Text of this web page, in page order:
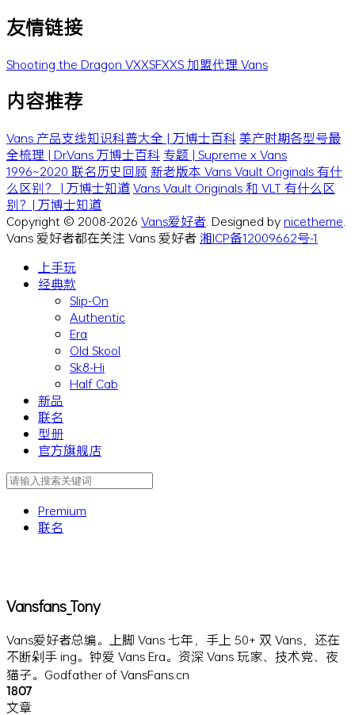
友情链接
Shooting the Dragon VXXSFXXS加盟代理 Vans
内容推荐
Vans 产品支线知识科普大全 | 万博士百科美产时期各型号最
全梳理 | Dr.Vans 万博士百科 专题 | Supreme x Vans
1996~2020 联名历史回顾 新老版本 Vans Vault Originals 有什
么区别？ | 万博士知道Vans Vault Originals 和 VLT 有什么区
别？| 万博士知道
Copyright © 2008-2026 Vans爱好者 . Designed bynicetheme
Vans 爱好者都在关注 Vans 爱好者湘ICP备12009662号-1
上手玩
经典款
Slip-On
Authentic
Era
Old Skool
Sk8-Hi
Half Cab
新品
联名
型册
官方旗舰店
Premium
联名
Vansfans_Tony
Vans爱好者总编。上脚 Vans 七年，手上 50+ 双 Vans，还在
不断剁手 ing。钟爱 Vans Era。资深 Vans 玩家、技术党、夜
猫子。Godfather of VansFans.cn
1807
文章